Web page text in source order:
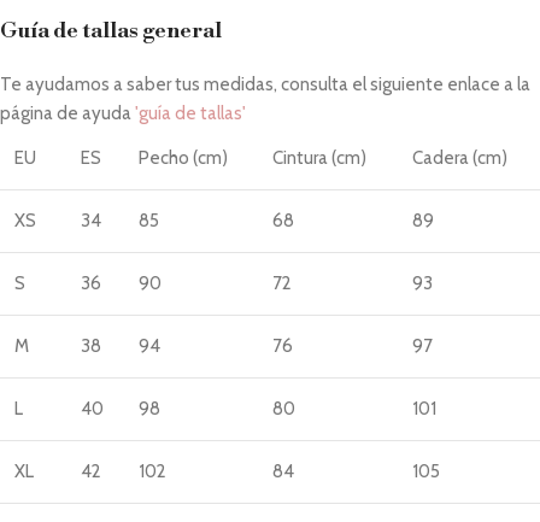
Guía de tallas general
Te ayudamos a saber tus medidas, consulta el siguiente enlace a la
página de ayuda'guía de tallas'
EU ES Pecho (cm) Cintura (cm) Cadera (cm)
XS 34 85 68 89
S 36 90 72 93
M 38 94 76 97
L 40 98 80 101
XL 42 102 84 105